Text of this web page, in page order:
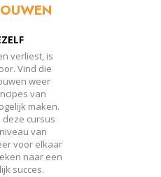
verliest, is
Vind die
weer
van
maken.
cursus
van
voor elkaar
naar een
succes.